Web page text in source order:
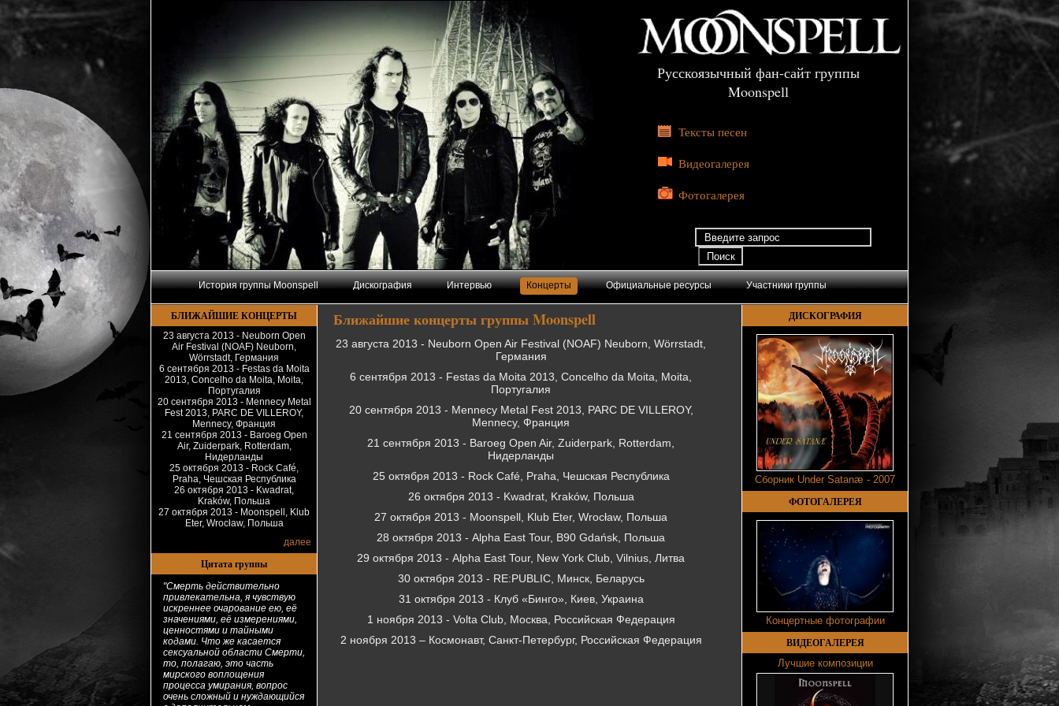
Русскоязычный фан-сайт группы
Moonspell
Тексты песен
Видеогалерея
Фотогалерея
История группы Moonspell Дискография Интервью Концерты Официальные ресурсы Участники группы
БЛИЖАЙШИЕ КОНЦЕРТЫ
23 августа 2013 - Neuborn Open
Air Festival (NOAF) Neuborn,
Wörrstadt, Германия
6 сентября 2013 - Festas da Moita
2013, Concelho da Moita, Moita,
Португалия
20 сентября 2013 - Mennecy Metal
Fest 2013, PARC DE VILLEROY,
Mennecy, Франция
21 сентября 2013 - Baroeg Open
Air, Zuiderpark, Rotterdam,
Нидерланды
25 октября 2013 - Rock Café,
Praha, Чешская Республика
26 октября 2013 - Kwadrat,
Kraków, Польша
27 октября 2013 - Moonspell, Klub
Eter, Wrocław, Польша
далее
Цитата группы
"Смерть действительно
привлекательна, я чувствую
искреннее очарование ею, её
значениями, её измерениями,
ценностями и тайными
кодами. Что же касается
сексуальной области Смерти,
то, полагаю, это часть
мирского воплощения
процесса умирания, вопрос
очень сложный и нуждающийся
Ближайшие концерты группы Moonspell
23 августа 2013 - Neuborn Open Air Festival (NOAF) Neuborn, Wörrstadt,
Германия
6 сентября 2013 - Festas da Moita 2013, Concelho da Moita, Moita,
Португалия
20 сентября 2013 - Mennecy Metal Fest 2013, PARC DE VILLEROY,
Mennecy, Франция
21 сентября 2013 - Baroeg Open Air, Zuiderpark, Rotterdam,
Нидерланды
25 октября 2013 - Rock Café, Praha, Чешская Республика
26 октября 2013 - Kwadrat, Kraków, Польша
27 октября 2013 - Moonspell, Klub Eter, Wrocław, Польша
28 октября 2013 - Alpha East Tour, B90 Gdańsk, Польша
29 октября 2013 - Alpha East Tour, New York Club, Vilnius, Литва
30 октября 2013 - RE:PUBLIC, Минск, Беларусь
31 октября 2013 - Клуб «Бинго», Киев, Украина
1 ноября 2013 - Volta Club, Москва, Российская Федерация
2 ноября 2013 – Космонавт, Санкт-Петербург, Российская Федерация
ДИСКОГРАФИЯ
Сборник Under Satanæ - 2007
ФОТОГАЛЕРЕЯ
Концертные фотографии
ВИДЕОГАЛЕРЕЯ
Лучшие композиции